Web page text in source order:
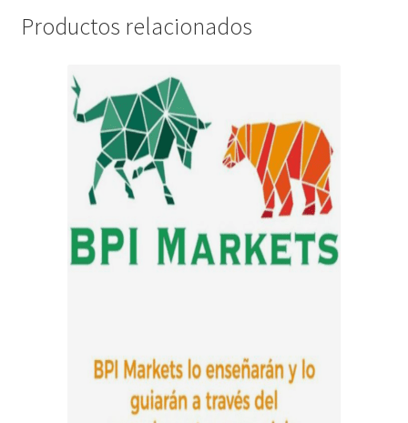
Productos relacionados